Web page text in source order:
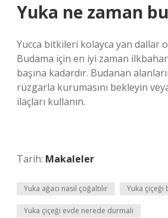
Yuka ne zaman
Yucca bitkileri kolayca yan dallar
Budama için en iyi zaman
başına kadardır. Budanan
rüzgarla kurumasını bekleyin
ilaçları kullanın.
Tarih: Makaleler
Yuka ağacı nasıl çoğaltılır Yuka çiçeği
Yuka çiçeği evde nerede durmalı